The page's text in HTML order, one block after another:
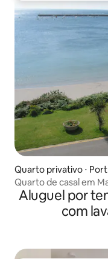
Quarto privativo ⋅
Quarto de casal em
Aluguel por
com